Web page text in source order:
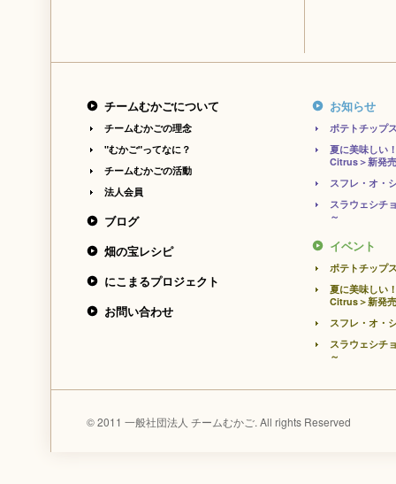
チームむかごについて
チームむかごの理念
"むかご"ってなに？
チームむかごの活動
法人会員
ブログ
畑の宝レシピ
にこまるプロジェクト
お問い合わせ
お知らせ
ポテトチップ
夏に美味しい
Citrus＞新発
スフレ・オ・
スラウェシチ
～
イベント
ポテトチップ
夏に美味しい
Citrus＞新発
スフレ・オ・
スラウェシチ
～
© 2011 一般社団法人 チームむかご. All rights Reserved